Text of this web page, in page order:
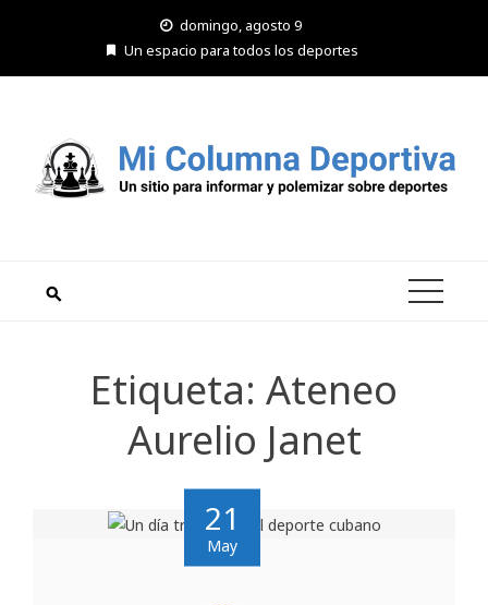
domingo, agosto 9
Un espacio para todos los deportes
Etiqueta: Ateneo
Aurelio Janet
21
May